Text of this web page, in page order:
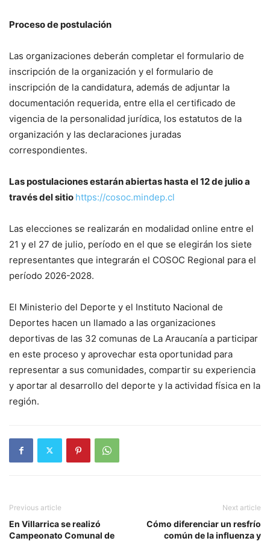
Proceso de postulación
Las organizaciones deberán completar el formulario de
inscripción de la organización y el formulario de
inscripción de la candidatura, además de adjuntar la
documentación requerida, entre ella el certificado de
vigencia de la personalidad jurídica, los estatutos de la
organización y las declaraciones juradas
correspondientes.
Las postulaciones estarán abiertas hasta el 12 de julio a
través del sitio https://cosoc.mindep.cl
Las elecciones se realizarán en modalidad online entre el
21 y el 27 de julio, período en el que se elegirán los siete
representantes que integrarán el COSOC Regional para el
período 2026-2028.
El Ministerio del Deporte y el Instituto Nacional de
Deportes hacen un llamado a las organizaciones
deportivas de las 32 comunas de La Araucanía a participar
en este proceso y aprovechar esta oportunidad para
representar a sus comunidades, compartir su experiencia
y aportar al desarrollo del deporte y la actividad física en la
región.
Previous article
En Villarrica se realizó
Campeonato Comunal de
Next article
Cómo diferenciar un resfrío
común de la influenza y